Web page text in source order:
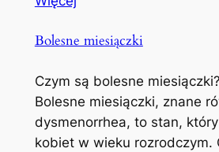
Bolesne miesiączki
Czym są bolesne miesiączki?
Bolesne miesiączki, znane
dysmenorrhea, to stan,
kobiet w wieku rozrodczym.